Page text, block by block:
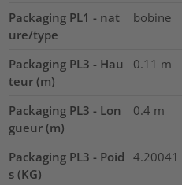
Packaging PL1 - nat
ure/type
bobine
Packaging PL3 - Hau
teur (m)
0.11 m
Packaging PL3 - Lon
gueur (m)
0.4 m
Packaging PL3 - Poid
s (KG)
4.20041